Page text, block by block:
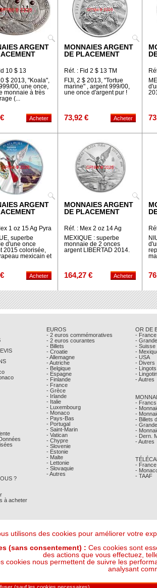
ARGENT
10 $ 13
$ 2013, "Koala",
00, une once,
monnaie à très
(...
MONNAIES ARGENT
DE PLACEMENT
Réf. : Fid 2 $ 13 TM
FIJI, 2 $ 2013, "Tortue
marine" , argent 999/00,
une once d'argent pur !
73,92 €
ARGENT
1 oz 15 Ag Pyra
superbe
d'une once
2015 colorisée,
mexicain et
MONNAIES ARGENT
DE PLACEMENT
Réf. : Mex 2 oz 14 Ag
MEXIQUE : superbe
monnaie de 2 onces
argent LIBERTAD 2014.
164,27 €
?
à acheter
EUROS
- 2 euros commémoratives
- 2 euros courantes
- Billets
- Croatie
- Allemagne
- Autriche
- Belgique
- Espagne
- Finlande
- France
- Grèce
- Irlande
- Italie
- Luxembourg
- Monaco
- Pays-Bas
- Portugal
- Saint-Marin
- Vatican
- Chypre
- Slovenie
- Estonie
- Malte
- Lettonie
- Slovaquie
- Autres
OR DE
- France
-
- Suisse
-
- USA
- Divers
- Lingots
-
- Autres
-
-
-
- Billets
-
-
- Dern.
- Autres
- France
-
- TAAF
Mentions Légales-
utilisons des cookies pour améliorer votre
(sans consentement) : Ces cookies sont
des actions que vous effectuez,
cookies nous permettent de suivre les
analysant